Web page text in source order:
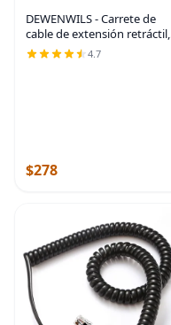
DEWENWILS - Carrete de
cable de extensión retráctil,
cable de alimentación
resistente de 50 pies,
4.7
$278